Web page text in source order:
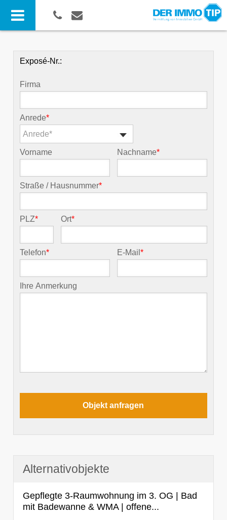
Exposé-Nr.:
Firma
Anrede*
Anrede*
Vorname Nachname*
Straße / Hausnummer*
PLZ* Ort*
Telefon* E-Mail*
Ihre Anmerkung
Alternativobjekte
Gepflegte 3-Raumwohnung im 3. OG | Bad
mit Badewanne & WMA | offene...